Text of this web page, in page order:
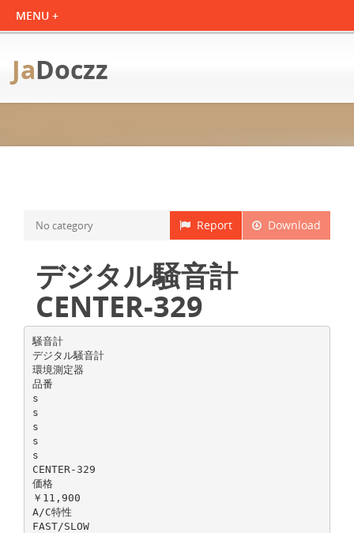
JaDoczz
Download
Report
No category
デジタル騒音計
CENTER-329
騒音計
デジタル騒音計
環境測定器
品番
s
s
s
s
s
CENTER-329
価格
￥11,900
A/C特性
FAST/SLOW